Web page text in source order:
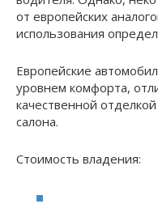
от европейских
использования
Европейские
уровнем комфорта,
качественной
салона.
Стоимость владения: